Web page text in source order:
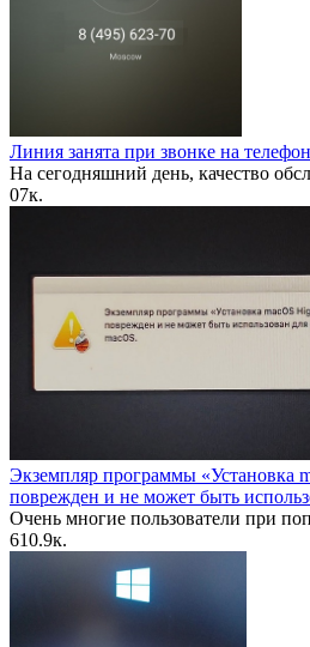
Линия занята при звонке на
На сегодняшний день, качество
07к.
Экземпляр программы «Установка
поврежден и не может быть
Очень многие пользователи при
610.9к.